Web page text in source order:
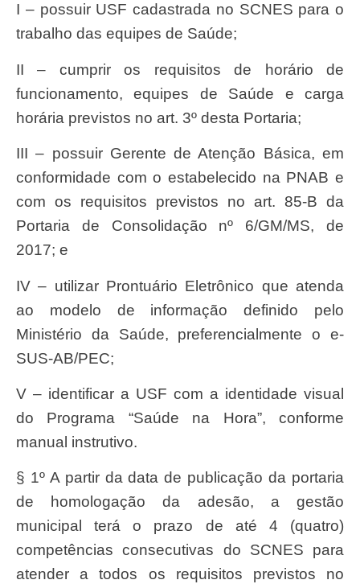
I – possuir USF cadastrada no SCNES para o
trabalho das equipes de Saúde;
II – cumprir os requisitos de horário de
funcionamento, equipes de Saúde e carga
horária previstos no art. 3º desta Portaria;
III – possuir Gerente de Atenção Básica, em
conformidade com o estabelecido na PNAB e
com os requisitos previstos no art. 85-B da
Portaria de Consolidação nº 6/GM/MS, de
2017; e
IV – utilizar Prontuário Eletrônico que atenda
ao modelo de informação definido pelo
Ministério da Saúde, preferencialmente o e-
SUS-AB/PEC;
V – identificar a USF com a identidade visual
do Programa “Saúde na Hora”, conforme
manual instrutivo.
§ 1º A partir da data de publicação da portaria
de homologação da adesão, a gestão
municipal terá o prazo de até 4 (quatro)
competências consecutivas do SCNES para
atender a todos os requisitos previstos no